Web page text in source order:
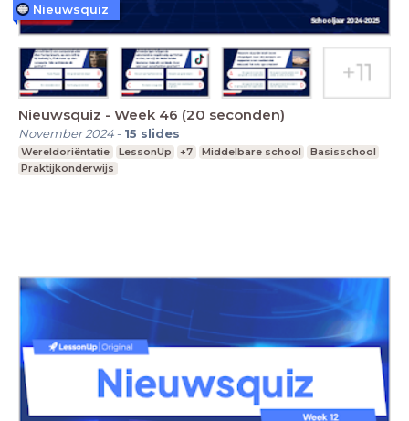
Nieuwsquiz - Week 46 (20 seconden)
November 2024- 15 slides
Wereldoriëntatie LessonUp +7 Middelbare school
Basisschool
Praktijkonderwijs
Nieuwsquiz